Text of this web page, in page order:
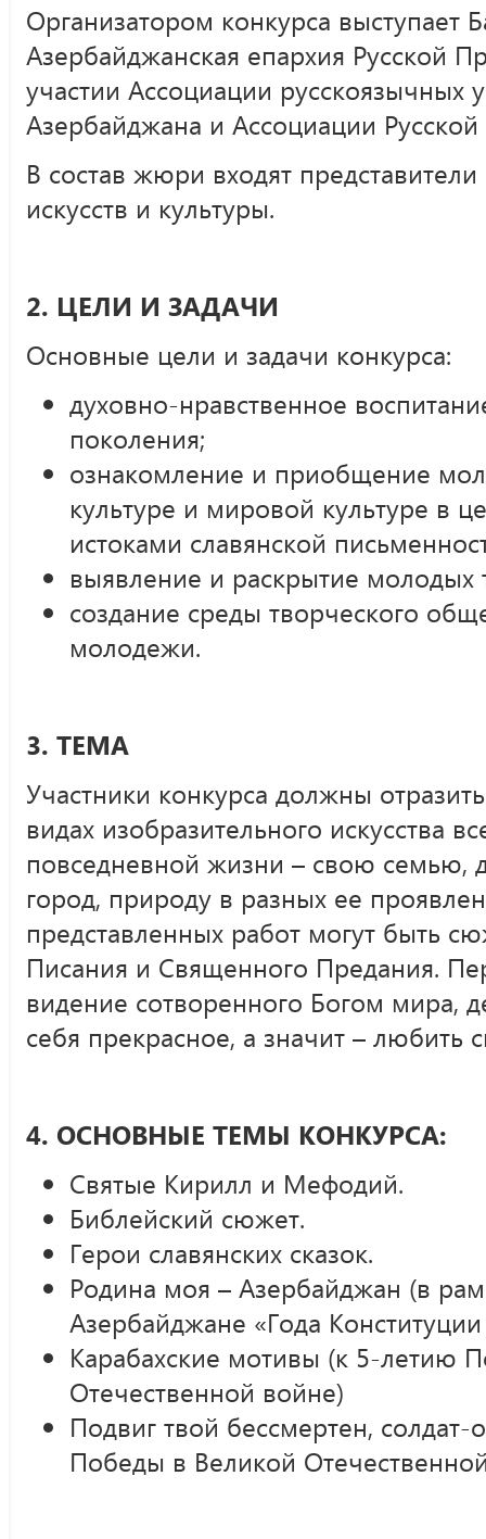
Организатором конкурса выступает
Азербайджанская епархия Русской
участии Ассоциации русскоязычных
Азербайджана и Ассоциации
В состав жюри входят представители
искусств и культуры.
2. ЦЕЛИ И ЗАДАЧИ
Основные цели и задачи конкурса:
духовно-нравственное
поколения;
ознакомление и приобщение
культуре и мировой культуре в
истоками славянской
выявление и раскрытие молодых
создание среды творческого
молодежи.
3. ТЕМА
Участники конкурса должны
видах изобразительного искусства
повседневной жизни – свою семью,
город, природу в разных ее
представленных работ могут быть
Писания и Священного Предания.
видение сотворенного Богом мира,
себя прекрасное, а значит –
4. ОСНОВНЫЕ ТЕМЫ КОНКУРСА:
Святые Кирилл и Мефодий.
Библейский сюжет.
Герои славянских сказок.
Родина моя – Азербайджан (в
Азербайджане «Года
Карабахские мотивы (к 5-летию
Отечественной войне)
Подвиг твой бессмертен,
Победы в Великой